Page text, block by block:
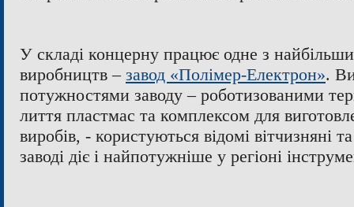
У складі концерну працює одне з
виробництв – завод «Полімер-Електрон».
потужностями заводу – роботизованими
лиття пластмас та комплексом для
виробів, - користуються відомі вітчизняні
заводі діє і найпотужніше у регіоні